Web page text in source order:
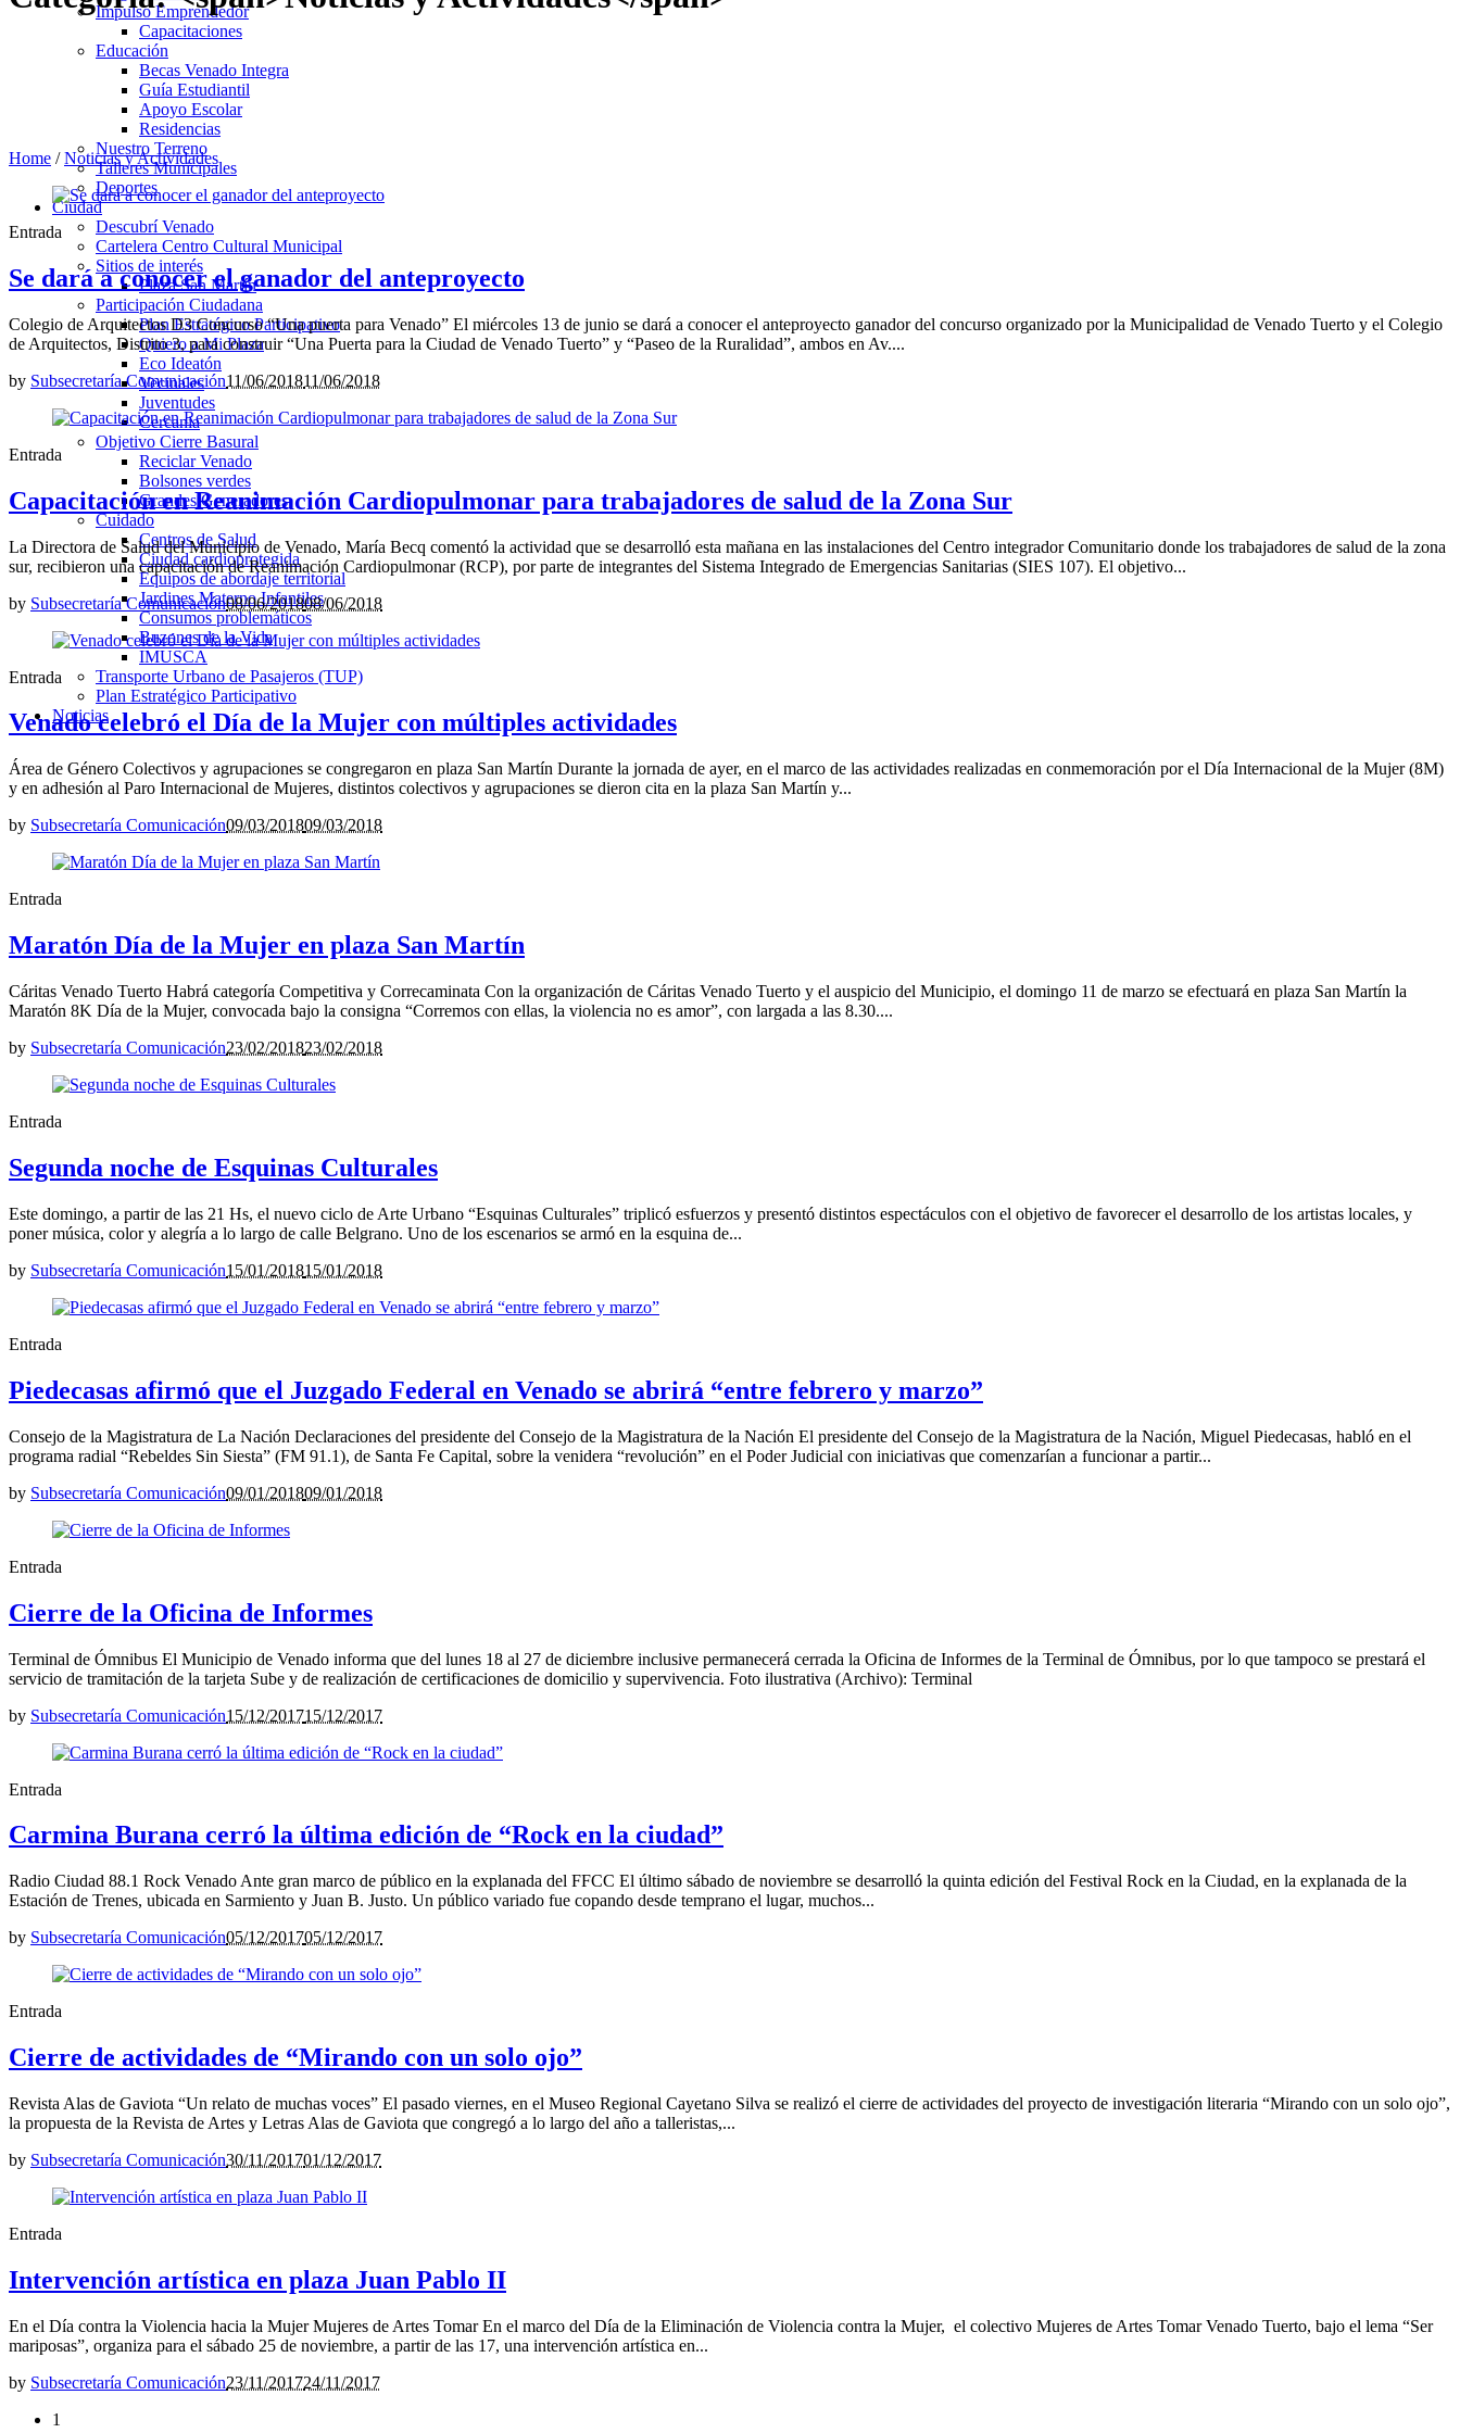
Impulso Emprendedor
Capacitaciones
Educación
Becas Venado Integra
Guía Estudiantil
Apoyo Escolar
Residencias
Nuestro Terreno
Talleres Municipales
Deportes
Ciudad
Descubrí Venado
Cartelera Centro Cultural Municipal
Sitios de interés
Plaza San Martín
Participación Ciudadana
Plan Estratégico Participativo
Quiero a Mi Plaza
Eco Ideatón
Vecinales
Juventudes
Cercania
Objetivo Cierre Basural
Reciclar Venado
Bolsones verdes
Grandes Generadores
Cuidado
Centros de Salud
Ciudad cardioprotegida
Equipos de abordaje territorial
Jardines Materno Infantiles
Consumos problemáticos
Buzones de la Vida
IMUSCA
Transporte Urbano de Pasajeros (TUP)
Plan Estratégico Participativo
Noticias
Home /Noticias y Actividades
Entrada
Se dará a conocer el ganador del anteproyecto
Colegio de Arquitectos D3 Concurso “Una puerta para Venado” El miércoles 13 de junio se dará a conocer el anteproyecto ganador del concurso organizado por la Municipalidad de Venado Tuerto y el Colegio
de Arquitectos, Distrito 3, para construir “Una Puerta para la Ciudad de Venado Tuerto” y “Paseo de la Ruralidad”, ambos en Av....
by Subsecretaría Comunicación11/06/201811/06/2018
Entrada
Capacitación en Reanimación Cardiopulmonar para trabajadores de salud de la Zona Sur
La Directora de Salud del Municipio de Venado, María Becq comentó la actividad que se desarrolló esta mañana en las instalaciones del Centro integrador Comunitario donde los trabajadores de salud de la zona
sur, recibieron una capacitación de Reanimación Cardiopulmonar (RCP), por parte de integrantes del Sistema Integrado de Emergencias Sanitarias (SIES 107). El objetivo...
by Subsecretaría Comunicación08/06/201808/06/2018
Entrada
Venado celebró el Día de la Mujer con múltiples actividades
Área de Género Colectivos y agrupaciones se congregaron en plaza San Martín Durante la jornada de ayer, en el marco de las actividades realizadas en conmemoración por el Día Internacional de la Mujer (8M)
y en adhesión al Paro Internacional de Mujeres, distintos colectivos y agrupaciones se dieron cita en la plaza San Martín y...
by Subsecretaría Comunicación09/03/201809/03/2018
Entrada
Maratón Día de la Mujer en plaza San Martín
Cáritas Venado Tuerto Habrá categoría Competitiva y Correcaminata Con la organización de Cáritas Venado Tuerto y el auspicio del Municipio, el domingo 11 de marzo se efectuará en plaza San Martín la
Maratón 8K Día de la Mujer, convocada bajo la consigna “Corremos con ellas, la violencia no es amor”, con largada a las 8.30....
by Subsecretaría Comunicación23/02/201823/02/2018
Entrada
Segunda noche de Esquinas Culturales
Este domingo, a partir de las 21 Hs, el nuevo ciclo de Arte Urbano “Esquinas Culturales” triplicó esfuerzos y presentó distintos espectáculos con el objetivo de favorecer el desarrollo de los artistas locales, y
poner música, color y alegría a lo largo de calle Belgrano. Uno de los escenarios se armó en la esquina de...
by Subsecretaría Comunicación15/01/201815/01/2018
Entrada
Piedecasas afirmó que el Juzgado Federal en Venado se abrirá “entre febrero y marzo”
Consejo de la Magistratura de La Nación Declaraciones del presidente del Consejo de la Magistratura de la Nación El presidente del Consejo de la Magistratura de la Nación, Miguel Piedecasas, habló en el
programa radial “Rebeldes Sin Siesta” (FM 91.1), de Santa Fe Capital, sobre la venidera “revolución” en el Poder Judicial con iniciativas que comenzarían a funcionar a partir...
by Subsecretaría Comunicación09/01/201809/01/2018
Entrada
Cierre de la Oficina de Informes
Terminal de Ómnibus El Municipio de Venado informa que del lunes 18 al 27 de diciembre inclusive permanecerá cerrada la Oficina de Informes de la Terminal de Ómnibus, por lo que tampoco se prestará el
servicio de tramitación de la tarjeta Sube y de realización de certificaciones de domicilio y supervivencia. Foto ilustrativa (Archivo): Terminal
by Subsecretaría Comunicación15/12/201715/12/2017
Entrada
Carmina Burana cerró la última edición de “Rock en la ciudad”
Radio Ciudad 88.1 Rock Venado Ante gran marco de público en la explanada del FFCC El último sábado de noviembre se desarrolló la quinta edición del Festival Rock en la Ciudad, en la explanada de la
Estación de Trenes, ubicada en Sarmiento y Juan B. Justo. Un público variado fue copando desde temprano el lugar, muchos...
by Subsecretaría Comunicación05/12/201705/12/2017
Entrada
Cierre de actividades de “Mirando con un solo ojo”
Revista Alas de Gaviota “Un relato de muchas voces” El pasado viernes, en el Museo Regional Cayetano Silva se realizó el cierre de actividades del proyecto de investigación literaria “Mirando con un solo ojo”,
la propuesta de la Revista de Artes y Letras Alas de Gaviota que congregó a lo largo del año a talleristas,...
by Subsecretaría Comunicación30/11/201701/12/2017
Entrada
Intervención artística en plaza Juan Pablo II
En el Día contra la Violencia hacia la Mujer Mujeres de Artes Tomar En el marco del Día de la Eliminación de Violencia contra la Mujer, el colectivo Mujeres de Artes Tomar Venado Tuerto, bajo el lema “Ser
mariposas”, organiza para el sábado 25 de noviembre, a partir de las 17, una intervención artística en...
by Subsecretaría Comunicación23/11/201724/11/2017
1